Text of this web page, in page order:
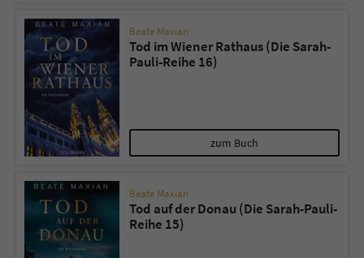
Beate Maxian
Tod im Wiener Rathaus (Die Sarah-
Pauli-Reihe 16)
zum Buch
Beate Maxian
Tod auf der Donau (Die Sarah-Pauli-
Reihe 15)